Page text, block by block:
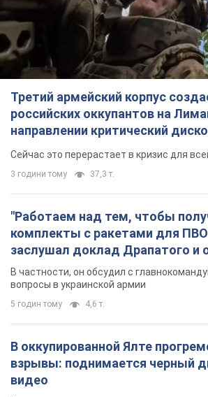
удалось
Сейчас это перерастает в кризис для
3 години тому 37,3 т.
"Работаем над тем, чтобы
комплекты с ракетами для
заслушал доклад Драпатого и
новых мерах
В частности, он обсудил с
В оккупированной Ялте
взрывы: поднимается черный
видео
6 годин тому 7,3 т.